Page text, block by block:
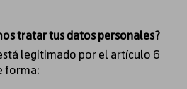
tratar tus datos personales?
legitimado por el artículo 6
forma: